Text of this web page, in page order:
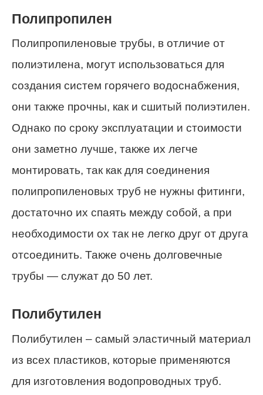
Полипропилен
Полипропиленовые трубы, в отличие от
полиэтилена, могут использоваться для
создания систем горячего водоснабжения,
они также прочны, как и сшитый полиэтилен.
Однако по сроку эксплуатации и стоимости
они заметно лучше, также их легче
монтировать, так как для соединения
полипропиленовых труб не нужны фитинги,
достаточно их спаять между собой, а при
необходимости ох так не легко друг от друга
отсоединить. Также очень долговечные
трубы — служат до 50 лет.
Полибутилен
Полибутилен – самый эластичный материал
из всех пластиков, которые применяются
для изготовления водопроводных труб.